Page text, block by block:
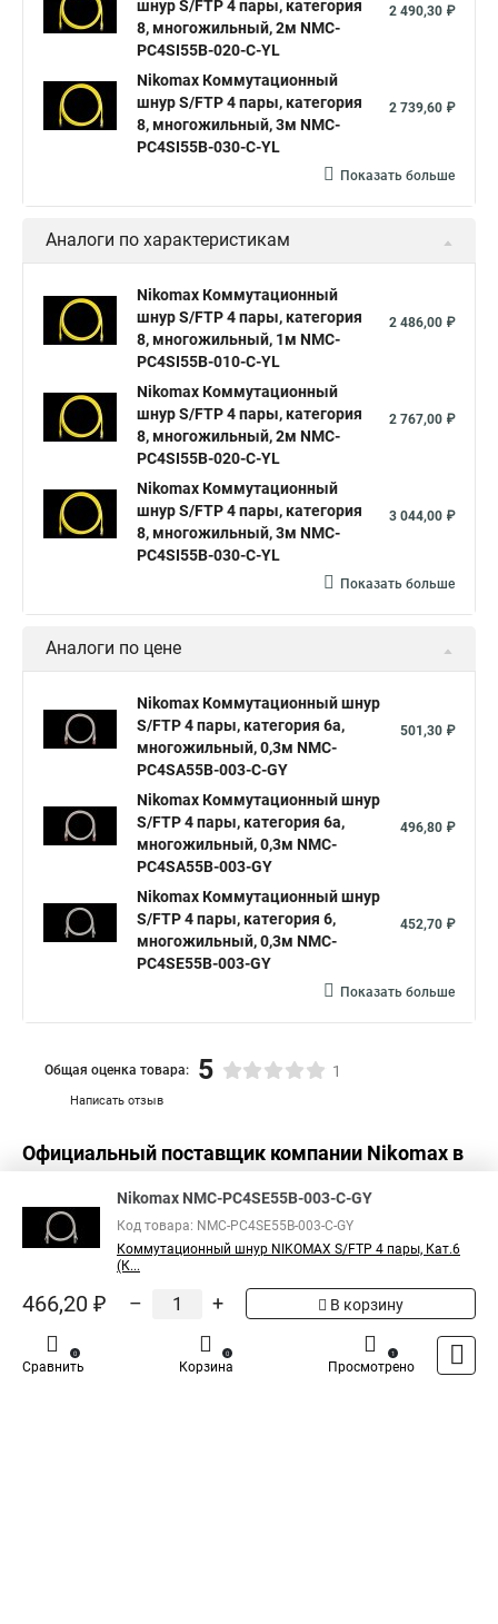
шнур S/FTP 4 пары, категория
8, многожильный, 2м NMC-
PC4SI55B-020-C-YL
2 490,30 ₽
Nikomax Коммутационный
шнур S/FTP 4 пары, категория
8, многожильный, 3м NMC-
PC4SI55B-030-C-YL
2 739,60 ₽
Показать больше
Аналоги по характеристикам
Nikomax Коммутационный
шнур S/FTP 4 пары, категория
8, многожильный, 1м NMC-
PC4SI55B-010-C-YL
2 486,00 ₽
Nikomax Коммутационный
шнур S/FTP 4 пары, категория
8, многожильный, 2м NMC-
PC4SI55B-020-C-YL
2 767,00 ₽
Nikomax Коммутационный
шнур S/FTP 4 пары, категория
8, многожильный, 3м NMC-
PC4SI55B-030-C-YL
3 044,00 ₽
Показать больше
Аналоги по цене
Nikomax Коммутационный шнур
S/FTP 4 пары, категория 6a,
многожильный, 0,3м NMC-
PC4SA55B-003-C-GY
501,30 ₽
Nikomax Коммутационный шнур
S/FTP 4 пары, категория 6a,
многожильный, 0,3м NMC-
PC4SA55B-003-GY
496,80 ₽
Nikomax Коммутационный шнур
S/FTP 4 пары, категория 6,
многожильный, 0,3м NMC-
PC4SE55B-003-GY
452,70 ₽
Показать больше
Написать отзыв
Общая оценка товара: 5 1
Официальный поставщик компании Nikomax в
Nikomax NMC-PC4SE55B-003-C-GY
Код товара: NMC-PC4SE55B-003-C-GY
Коммутационный шнур NIKOMAX S/FTP 4 пары, Кат.6
(К...
466,20 ₽ – + В корзину
Сравнить
0
Корзина
0
Просмотрено
1